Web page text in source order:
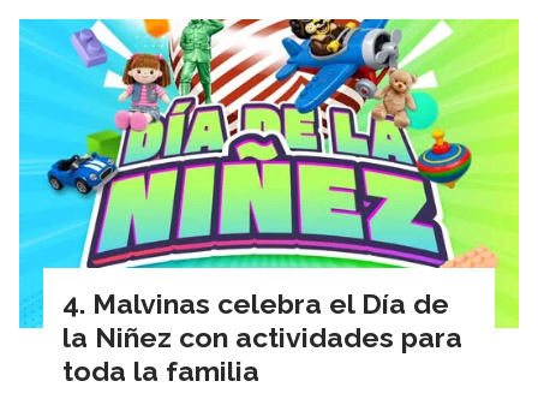
Malvinas celebra el Día de
la Niñez con actividades para
toda la familia